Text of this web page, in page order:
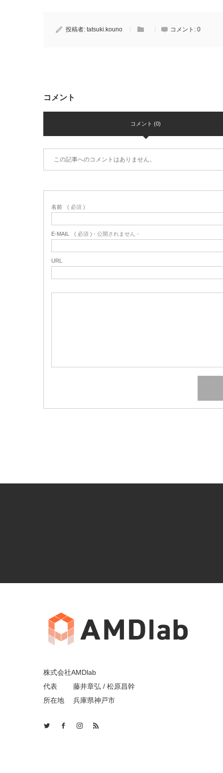
投稿者: tatsuki.kouno コメント: 0
コメント
コメント (0)
この記事へのコメントはありません。
名前 ( 必須 )
E-MAIL ( 必須 ) - 公開されません -
URL
株式会社AMDlab
代表 藤井章弘 / 松原昌幹
所在地 兵庫県神戸市